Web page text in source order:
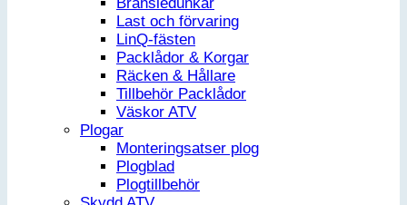
Last och förvaring
LinQ-fästen
Packlådor & Korgar
Räcken & Hållare
Tillbehör Packlådor
Väskor ATV
Plogar
Monteringsatser plog
Plogblad
Plogtillbehör